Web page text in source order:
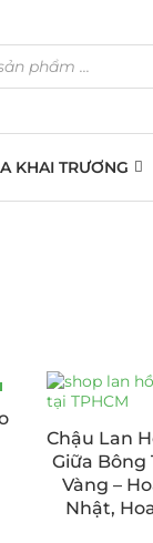
KHAI TRƯƠNG
Chậu Lan
Giữa Bông
Vàng –
Nhật,